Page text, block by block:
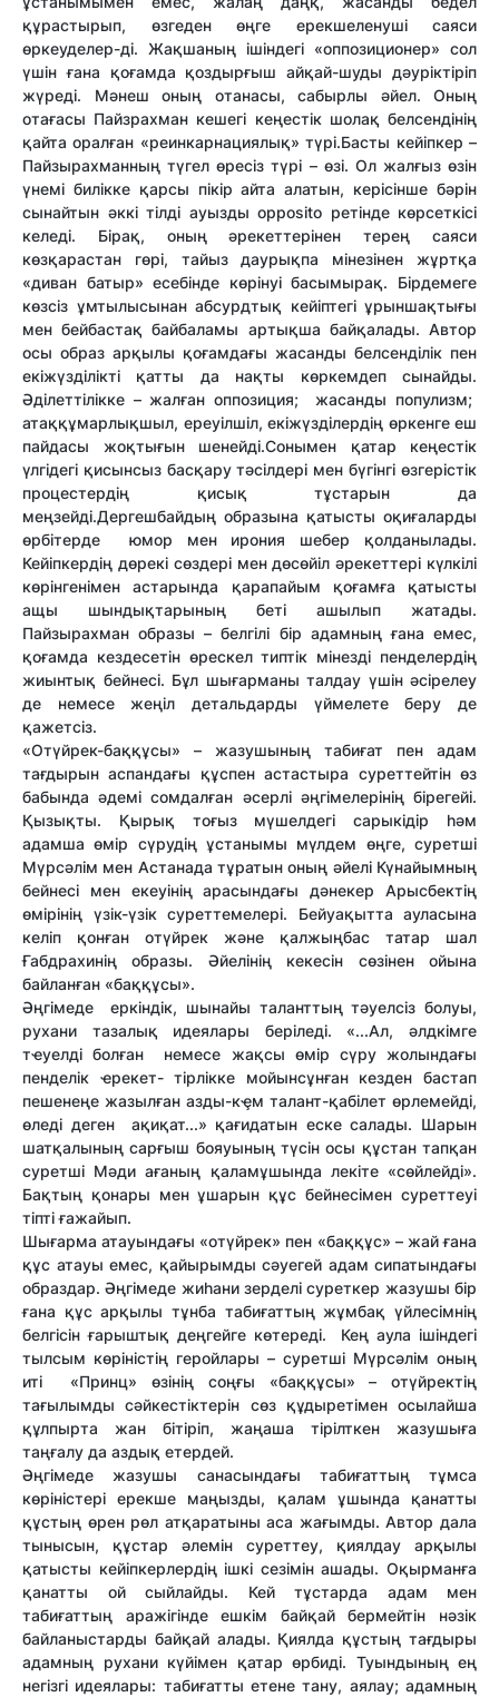
құрастырып, өзгеден өңге ерекшеленуші саяси
өркеуделер-ді. Жақшаның ішіндегі «оппозиционер» сол
үшін ғана қоғамда қоздырғыш айқай-шуды дәуріктіріп
жүреді. Мәнеш оның отанасы, сабырлы әйел. Оның
отағасы Пайзрахман кешегі кеңестік шолақ белсендінің
қайта оралған «реинкарнациялық» түрі.Басты кейіпкер –
Пайзырахманның түгел өресіз түрі – өзі. Ол жалғыз өзін
үнемі билікке қарсы пікір айта алатын, керісінше бәрін
сынайтын әккі тілді ауызды opposito ретінде көрсеткісі
келеді. Бірақ, оның әрекеттерінен терең саяси
көзқарастан гөрі, тайыз даурықпа мінезінен жұртқа
«диван батыр» есебінде көрінуі басымырақ. Бірдемеге
көзсіз ұмтылысынан абсурдтық кейіптегі ұрыншақтығы
мен бейбастақ байбаламы артықша байқалады. Автор
осы образ арқылы қоғамдағы жасанды белсенділік пен
екіжүзділікті қатты да нақты көркемдеп сынайды.
Әділеттілікке – жалған оппозиция; жасанды популизм;
атаққұмарлықшыл, ереуілшіл, екіжүзділердің өркенге еш
пайдасы жоқтығын шенейді.Сонымен қатар кеңестік
үлгідегі қисынсыз басқару тәсілдері мен бүгінгі өзгерістік
процестердің қисық тұстарын да
меңзейді.Дергешбайдың образына қатысты оқиғаларды
өрбітерде юмор мен ирония шебер қолданылады.
Кейіпкердің дөрекі сөздері мен дөсөйіл әрекеттері күлкілі
көрінгенімен астарында қарапайым қоғамға қатысты
ащы шындықтарының беті ашылып жатады.
Пайзырахман образы – белгілі бір адамның ғана емес,
қоғамда кездесетін өрескел типтік мінезді пенделердің
жиынтық бейнесі. Бұл шығарманы талдау үшін әсірелеу
де немесе жеңіл детальдарды үймелете беру де
қажетсіз.
«Отүйрек-баққұсы» – жазушының табиғат пен адам
тағдырын аспандағы құспен астастыра суреттейтін өз
бабында әдемі сомдалған әсерлі әңгімелерінің бірегейі.
Қызықты. Қырық тоғыз мүшелдегі сарыкідір һәм
адамша өмір сүрудің ұстанымы мүлдем өңге, суретші
Мүрсәлім мен Астанада тұратын оның әйелі Күнайымның
бейнесі мен екеуінің арасындағы дәнекер Арысбектің
өмірінің үзік-үзік суреттемелері. Бейуақытта ауласына
келіп қонған отүйрек және қалжыңбас татар шал
Ғабдрахинің образы. Әйелінің кекесін сөзінен ойына
байланған «баққұсы».
Әңгімеде еркіндік, шынайы таланттың тәуелсіз болуы,
рухани тазалық идеялары беріледі. «...Ал, әлдкімге
тҽуелді болған немесе жақсы өмір сүру жолындағы
пенделік ҽрекет- тірлікке мойынсұнған кезден бастап
пешенеңе жазылған азды-кҿм талант-қабілет өрлемейді,
өледі деген ақиқат...» қағидатын еске салады. Шарын
шатқалының сарғыш бояуының түсін осы құстан тапқан
суретші Мәди ағаның қаламұшында лекіте «сөйлейді».
Бақтың қонары мен ұшарын құс бейнесімен суреттеуі
тіпті ғажайып.
Шығарма атауындағы «отүйрек» пен «баққұс» – жай ғана
құс атауы емес, қайырымды сәуегей адам сипатындағы
образдар. Әңгімеде жиһани зерделі суреткер жазушы бір
ғана құс арқылы тұнба табиғаттың жұмбақ үйлесімнің
белгісін ғарыштық деңгейге көтереді. Кең аула ішіндегі
тылсым көріністің геройлары – суретші Мүрсәлім оның
иті «Принц» өзінің соңғы «баққұсы» – отүйректің
тағылымды сәйкестіктерін сөз құдыретімен осылайша
құлпырта жан бітіріп, жаңаша тірілткен жазушыға
таңғалу да аздық етердей.
Әңгімеде жазушы санасындағы табиғаттың тұмса
көріністері ерекше маңызды, қалам ұшында қанатты
құстың өрен рөл атқаратыны аса жағымды. Автор дала
тынысын, құстар әлемін суреттеу, қиялдау арқылы
қатысты кейіпкерлердің ішкі сезімін ашады. Оқырманға
қанатты ой сыйлайды. Кей тұстарда адам мен
табиғаттың аражігінде ешкім байқай бермейтін нәзік
байланыстарды байқай алады. Қиялда құстың тағдыры
адамның рухани күйімен қатар өрбиді. Туындының ең
негізгі идеялары: табиғатты етене тану, аялау; адамның